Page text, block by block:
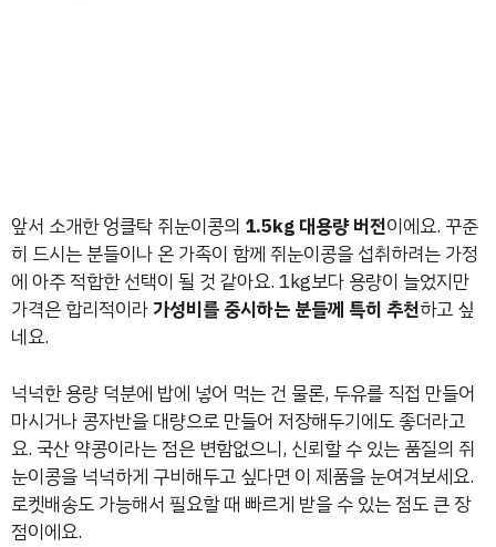
앞서 소개한 엉클탁 쥐눈이콩의 1.5kg 대용량 버전이에요. 꾸준
히 드시는 분들이나 온 가족이 함께 쥐눈이콩을 섭취하려는 가정
에 아주 적합한 선택이 될 것 같아요. 1kg보다 용량이 늘었지만
가격은 합리적이라 가성비를 중시하는 분들께 특히 추천하고 싶
네요.
넉넉한 용량 덕분에 밥에 넣어 먹는 건 물론, 두유를 직접 만들어
마시거나 콩자반을 대량으로 만들어 저장해두기에도 좋더라고
요. 국산 약콩이라는 점은 변함없으니, 신뢰할 수 있는 품질의 쥐
눈이콩을 넉넉하게 구비해두고 싶다면 이 제품을 눈여겨보세요.
로켓배송도 가능해서 필요할 때 빠르게 받을 수 있는 점도 큰 장
점이에요.